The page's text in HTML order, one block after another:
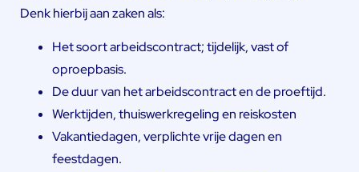
Denk hierbij aan zaken als:
Het soort arbeidscontract; tijdelijk, vast of
oproepbasis.
De duur van het arbeidscontract en de proeftijd.
Werktijden, thuiswerkregeling en reiskosten
Vakantiedagen, verplichte vrije dagen en
feestdagen.